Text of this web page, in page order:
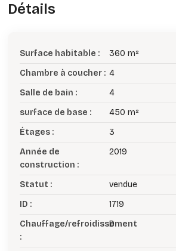
Détails
Surface habitable :
360 m²
Chambre à coucher : 4
Salle de bain :
4
surface de base :
450 m²
Étages :
3
Année de
construction :
2019
Statut :
vendue
ID :
1719
Chauffage/refroidissement
:
D